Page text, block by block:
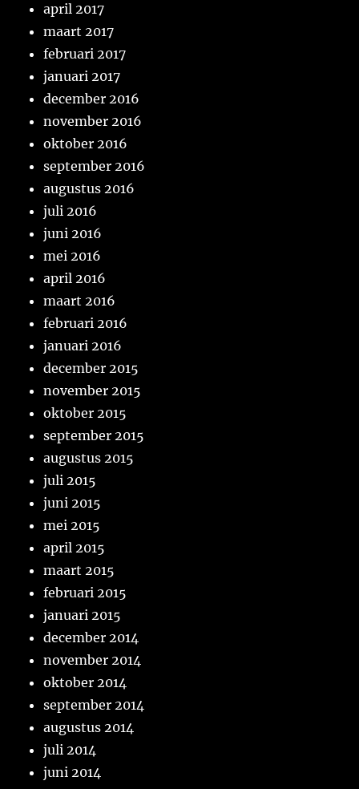
april 2017
maart 2017
februari 2017
januari 2017
december 2016
november 2016
oktober 2016
september 2016
augustus 2016
juli 2016
juni 2016
mei 2016
april 2016
maart 2016
februari 2016
januari 2016
december 2015
november 2015
oktober 2015
september 2015
augustus 2015
juli 2015
juni 2015
mei 2015
april 2015
maart 2015
februari 2015
januari 2015
december 2014
november 2014
oktober 2014
september 2014
augustus 2014
juli 2014
juni 2014